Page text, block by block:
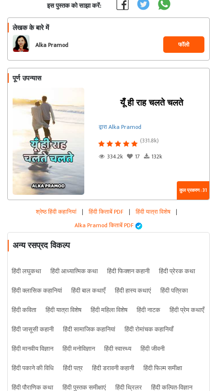
इस पुस्तक को साझा करें:
लेखक के बारे में
Alka Pramod फॉलो
पूर्ण उपन्यास
यूँ ही राह चलते चलते
द्वारा Alka Pramod
(331.8k)
334.2k
17 132k
कुल प्रकरण : 31
श्रेष्ठ हिंदी कहानियां | हिंदी किताबें PDF | हिंदी यात्रा विशेष |
Alka Pramod किताबें PDF
अन्य रसप्रद विकल्प
हिंदी लघुकथा हिंदी आध्यात्मिक कथा हिंदी फिक्शन कहानी
हिंदी प्रेरक कथा
हिंदी क्लासिक कहानियां
हिंदी बाल कथाएँ हिंदी हास्य कथाएं
हिंदी पत्रिका
हिंदी कविता
हिंदी यात्रा विशेष हिंदी महिला विशेष हिंदी नाटक
हिंदी प्रेम कथाएँ
हिंदी जासूसी कहानी
हिंदी सामाजिक कहानियां
हिंदी रोमांचक कहानियाँ
हिंदी मानवीय विज्ञान
हिंदी मनोविज्ञान हिंदी स्वास्थ्य
हिंदी जीवनी
हिंदी पकाने की विधि
हिंदी पत्र हिंदी डरावनी कहानी
हिंदी फिल्म समीक्षा
हिंदी पौराणिक कथा
हिंदी पुस्तक समीक्षाएं हिंदी थ्रिलर हिंदी कल्पित-विज्ञान